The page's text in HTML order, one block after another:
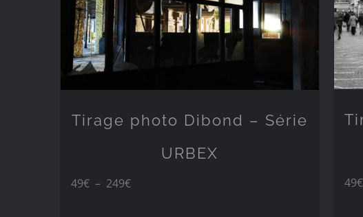
Tirage photo Dibond – Série
URBEX
49€ – 249€Plage
49€